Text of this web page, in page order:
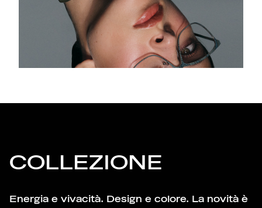
COLLEZIONE
Energia e vivacità. Design e colore. La novità è